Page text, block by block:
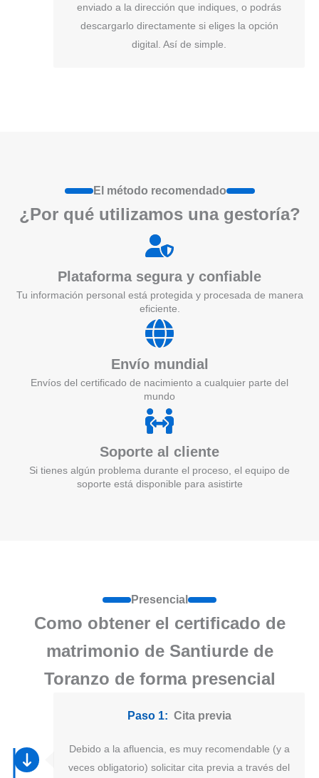
enviado a la dirección que indiques, o podrás
descargarlo directamente si eliges la opción
digital. Así de simple.
El método recomendado
¿Por qué utilizamos una gestoría?
Plataforma segura y confiable
Tu información personal está protegida y procesada de manera
eficiente.
Envío mundial
Envíos del certificado de nacimiento a cualquier parte del
mundo
Soporte al cliente
Si tienes algún problema durante el proceso, el equipo de
soporte está disponible para asistirte
Presencial
Como obtener el certificado de
matrimonio de Santiurde de
Toranzo de forma presencial
Paso 1: Cita previa
Debido a la afluencia, es muy recomendable (y a
veces obligatorio) solicitar cita previa a través del